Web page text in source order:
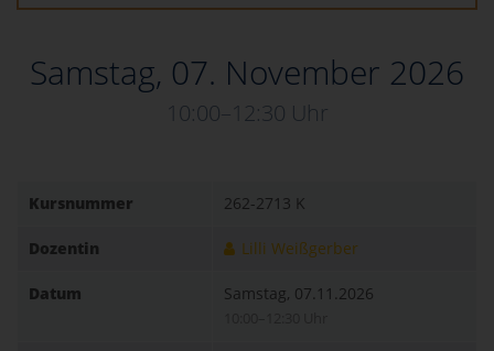
Samstag, 07. November 2026
10:00–12:30 Uhr
Kursnummer 262-2713 K
Dozentin Lilli Weißgerber
Datum Samstag, 07.11.2026